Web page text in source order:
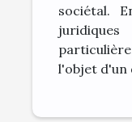
sociétal.
l'objet d'un